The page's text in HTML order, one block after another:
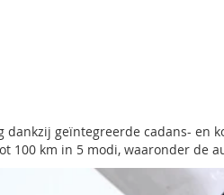
geïntegreerde cadans-
100 km in 5 modi, waaronder de